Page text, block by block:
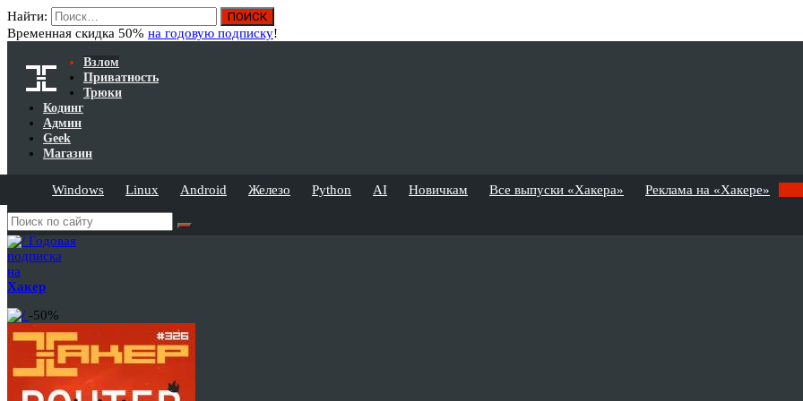
Найти:
Временная скидка 50% на годовую подписку!
Взлом
Приватность
Трюки
Кодинг
Админ
Geek
Магазин
Windows Linux Android Железо Python AI Новичкам Все выпуски «Хакера» Реклама на «Хакере»
Годовая
подписка
на
Хакер
-50%